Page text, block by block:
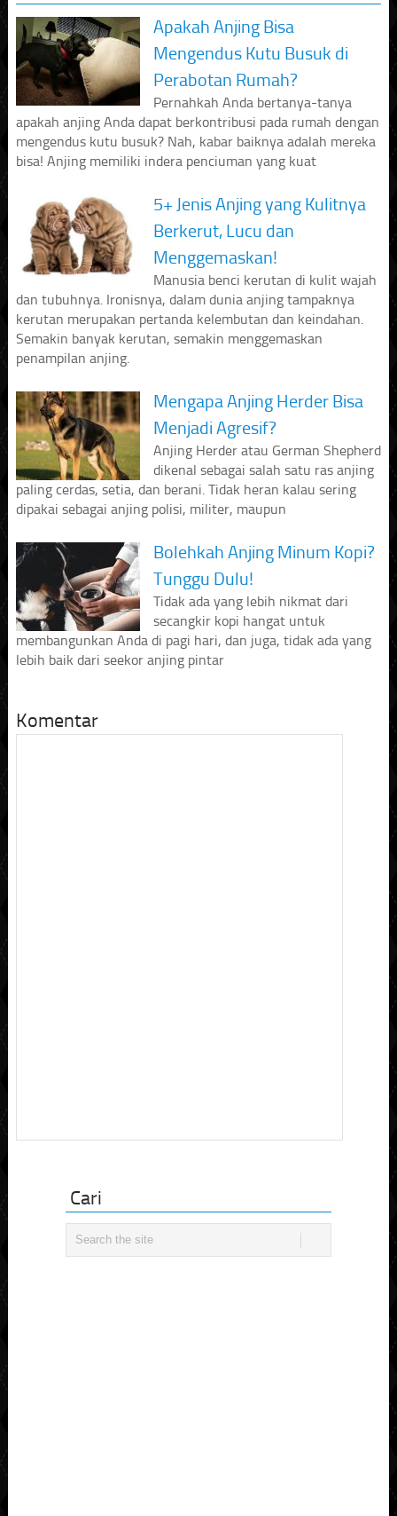
Apakah Anjing Bisa
Mengendus Kutu Busuk di
Perabotan Rumah?
Pernahkah Anda bertanya-tanya
apakah anjing Anda dapat berkontribusi pada rumah dengan
mengendus kutu busuk? Nah, kabar baiknya adalah mereka
bisa! Anjing memiliki indera penciuman yang kuat
5+ Jenis Anjing yang Kulitnya
Berkerut, Lucu dan
Menggemaskan!
Manusia benci kerutan di kulit wajah
dan tubuhnya. Ironisnya, dalam dunia anjing tampaknya
kerutan merupakan pertanda kelembutan dan keindahan.
Semakin banyak kerutan, semakin menggemaskan
penampilan anjing.
Mengapa Anjing Herder Bisa
Menjadi Agresif?
Anjing Herder atau German Shepherd
dikenal sebagai salah satu ras anjing
paling cerdas, setia, dan berani. Tidak heran kalau sering
dipakai sebagai anjing polisi, militer, maupun
Bolehkah Anjing Minum Kopi?
Tunggu Dulu!
Tidak ada yang lebih nikmat dari
secangkir kopi hangat untuk
membangunkan Anda di pagi hari, dan juga, tidak ada yang
lebih baik dari seekor anjing pintar
Komentar
Cari